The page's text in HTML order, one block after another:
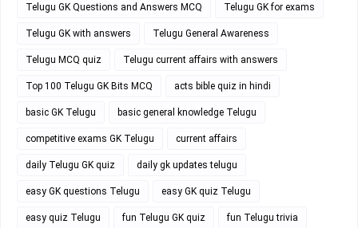
Telugu GK Questions and Answers MCQ Telugu GK for exams
Telugu GK with answers Telugu General Awareness
Telugu MCQ quiz Telugu current affairs with answers
Top 100 Telugu GK Bits MCQ acts bible quiz in hindi
basic GK Telugu basic general knowledge Telugu
competitive exams GK Telugu current affairs
daily Telugu GK quiz daily gk updates telugu
easy GK questions Telugu easy GK quiz Telugu
easy quiz Telugu fun Telugu GK quiz fun Telugu trivia